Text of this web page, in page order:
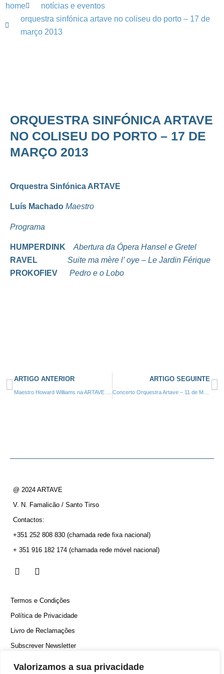
Valorizamos a sua privacidade
home
notícias e eventos
orquestra sinfónica artave no coliseu do porto – 17 de
março 2013
ORQUESTRA SINFÓNICA ARTAVE
NO COLISEU DO PORTO – 17 DE
MARÇO 2013
Orquestra Sinfónica ARTAVE
Luís Machado Maestro
Programa
HUMPERDINK
Abertura da Ópera Hansel e Gretel
RAVEL
Suite ma mère l’ oye – Le Jardin Férique
PROKOFIEV
Pedro e o Lobo
ARTIGO ANTERIOR ARTIGO SEGUINTE
Concerto Orquestra Artave – 11 de Maio de 2013
@ 2024 ARTAVE
V. N. Famalicão / Santo Tirso
Contactos:
+351 252 808 830 (chamada rede fixa nacional)
+ 351 916 182 174 (chamada rede móvel nacional)
Termos e Condições
Política de Privacidade
Livro de Reclamações
Subscrever Newsletter